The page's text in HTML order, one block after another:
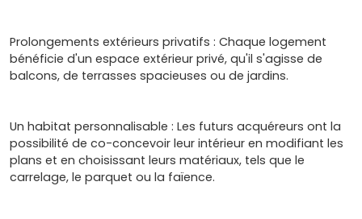
Prolongements extérieurs privatifs : Chaque logement
bénéficie d'un espace extérieur privé, qu'il s'agisse de
balcons, de terrasses spacieuses ou de jardins.
Un habitat personnalisable : Les futurs acquéreurs ont la
possibilité de co-concevoir leur intérieur en modifiant les
plans et en choisissant leurs matériaux, tels que le
carrelage, le parquet ou la faïence.